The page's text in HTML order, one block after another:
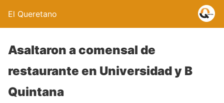
El Queretano
Asaltaron a comensal de
restaurante en Universidad y B
Quintana